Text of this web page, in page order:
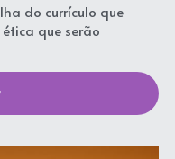
do currículo que
que serão